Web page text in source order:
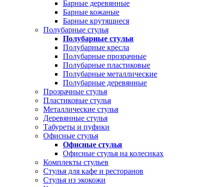
Барные деревянные
Барные кожаные
Барные крутящиеся
Полубарные стулья
Полубарные стулья
Полубарные кресла
Полубарные прозрачные
Полубарные пластиковые
Полубарные металлические
Полубарные деревянные
Прозрачные стулья
Пластиковые стулья
Металлические стулья
Деревянные стулья
Табуреты и пуфики
Офисные стулья
Офисные стулья
Офисные стулья на колесиках
Комплекты стульев
Стулья для кафе и ресторанов
Стулья из экокожи